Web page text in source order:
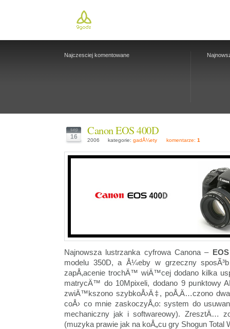
Najczesciej komentowane
sep
16 Canon EOS 400D
2006 kategorie: gadÅ¼ety komentarze: 1
Najnowsza lustrzanka cyfrowa Canona –
modelu 350D, a Å¼eby w grzeczny
zapÅ‚acenie trochÄ™ wiÄ™cej dodano kilka
matrycÄ™ do 10Mpixeli, dodano 9 punktowy
zwiÄ™kszono szybkoÅ›Ä‡, poÅ‚Ä…czono
coÅ› co mnie zaskoczyÅ‚o: system do
mechaniczny jak i softwareowy). ZresztÄ…
(muzyka prawie jak na koÅ„cu gry Shogun Total